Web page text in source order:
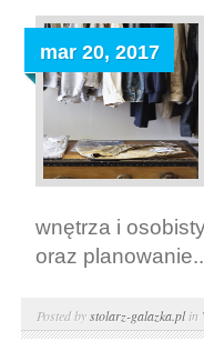
mar 20, 2017
wnętrza i
oraz
Posted bystolarz-galazka.plin